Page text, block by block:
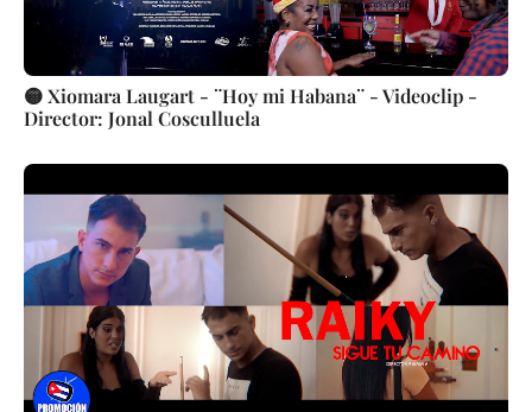
🟡 Xiomara Laugart - ¨Hoy mi Habana¨ - Videoclip -
Director: Jonal Cosculluela